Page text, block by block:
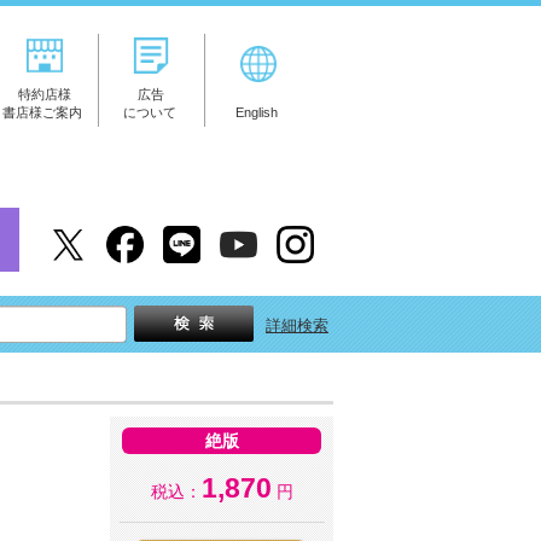
特約店様
書店様ご案内
広告
について
English
詳細検索
絶版
税込： 1,870 円